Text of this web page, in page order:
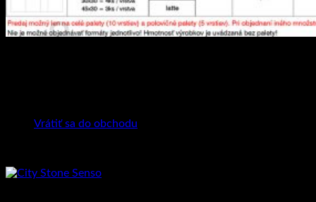
Košík
Vrátiť sa do obchodu